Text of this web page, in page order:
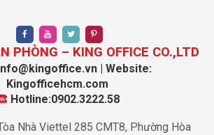
PHÒNG – KING OFFICE CO.,LTD
| Website:
Kingofficehcm.com
Hotline:0902.3222.58
Nhà Viettel 285 CMT8, Phường Hòa